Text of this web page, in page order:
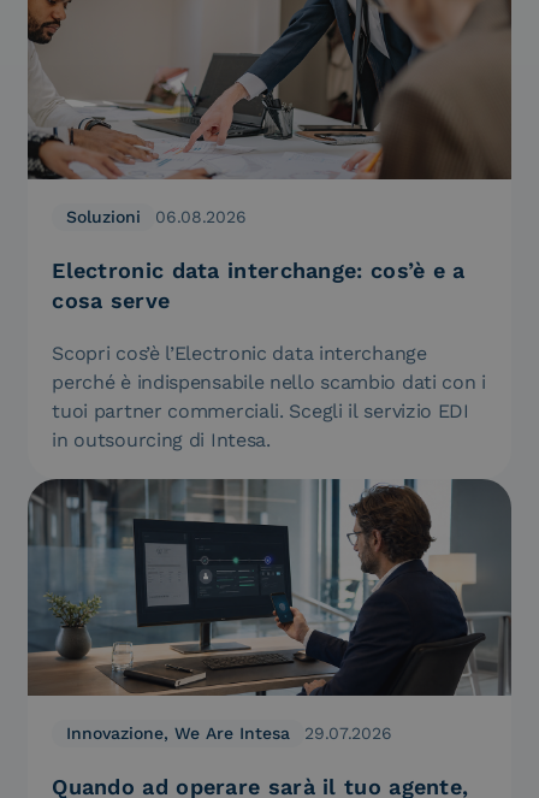
Soluzioni 06.08.2026
Electronic data interchange: cos’è e a
cosa serve
Scopri cos’è l’Electronic data interchange
perché è indispensabile nello scambio dati con i
tuoi partner commerciali. Scegli il servizio EDI
in outsourcing di Intesa.
Innovazione, We Are Intesa 29.07.2026
Quando ad operare sarà il tuo agente,